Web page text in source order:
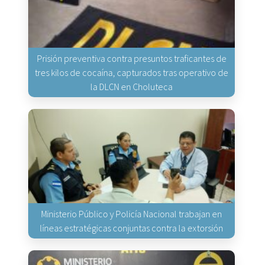
Prisión preventiva contra presuntos traficantes de
tres kilos de cocaína, capturados tras operativo de
la DLCN en Choluteca
Ministerio Público y Policía Nacional trabajan en
líneas estratégicas conjuntas contra la extorsión